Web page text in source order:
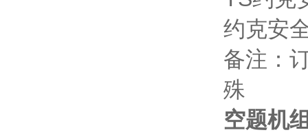
约克安
备注：
殊
空题机